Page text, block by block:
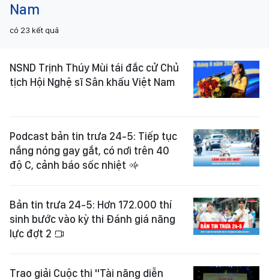
Nam
có 23 kết quả
NSND Trịnh Thúy Mùi tái đắc cử Chủ
tịch Hội Nghệ sĩ Sân khấu Việt Nam
Podcast bản tin trưa 24-5: Tiếp tục
nắng nóng gay gắt, có nơi trên 40
độ C, cảnh báo sốc nhiệt
Bản tin trưa 24-5: Hơn 172.000 thí
sinh bước vào kỳ thi Đánh giá năng
lực đợt 2
Trao giải Cuộc thi "Tài năng diễn